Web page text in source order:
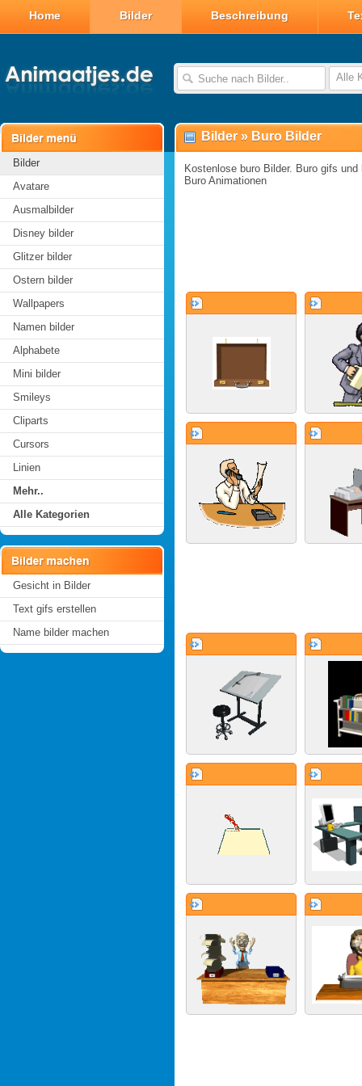
Home Bilder Beschreibung
Alle
Bilder
Avatare
Ausmalbilder
Disney bilder
Glitzer bilder
Ostern bilder
Wallpapers
Namen bilder
Alphabete
Mini bilder
Smileys
Cliparts
Cursors
Linien
Mehr..
Alle Kategorien
Gesicht in Bilder
Text gifs erstellen
Name bilder machen
Bilder » Buro Bilder
Kostenlose buro Bilder. Buro gifs
Buro Animationen